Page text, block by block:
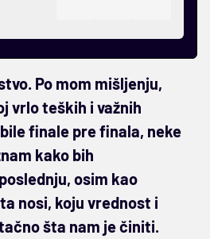
Po mom mišljenju,
vrlo teških i važnih
finale pre finala, neke
kako bih
osim kao
nosi, koju vrednost i
šta nam je činiti.